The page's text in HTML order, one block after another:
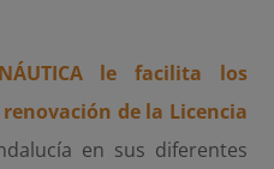
le facilita los
de la Licencia
en sus diferentes